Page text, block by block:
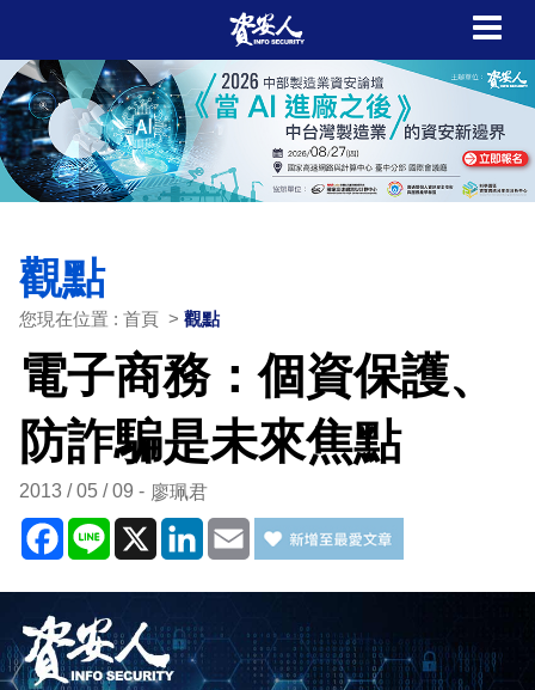
觀點
您現在位置 : 首頁 > 觀點
電子商務：個資保護、
防詐騙是未來焦點
2013 / 05 / 09 廖珮君
Facebook
Line X LinkedIn
Email